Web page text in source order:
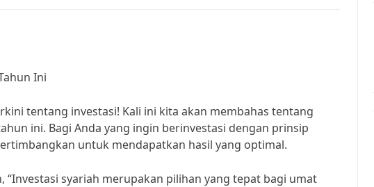
Ini
tentang investasi! Kali ini kita akan membahas tentang
ini. Bagi Anda yang ingin berinvestasi dengan prinsip
untuk mendapatkan hasil yang optimal.
“Investasi syariah merupakan pilihan yang tepat bagi umat